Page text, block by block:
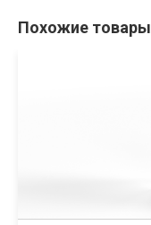
Похожие товары